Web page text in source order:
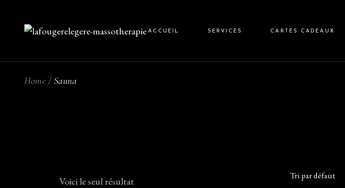
content ACCUEIL SERVICES CARTES CADEAUX
Home Sauna
Voici le seul résultat